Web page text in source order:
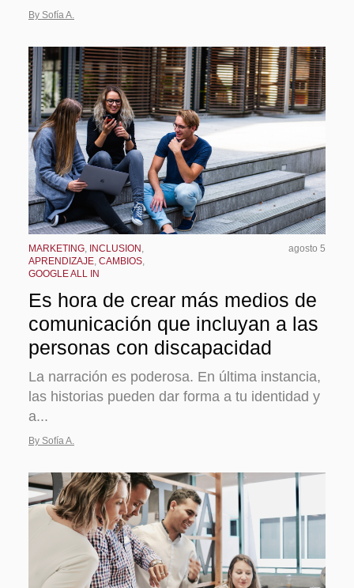
By Sofía A.
MARKETING, INCLUSION ,
APRENDIZAJE, CAMBIOS,
GOOGLE ALL IN
agosto 5
Es hora de crear más medios de
comunicación que incluyan a las
personas con discapacidad
La narración es poderosa. En última instancia,
las historias pueden dar forma a tu identidad y
a...
By Sofía A.